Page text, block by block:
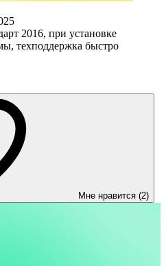
2016, при установке
техподдержка быстро
Мне нравится (2)